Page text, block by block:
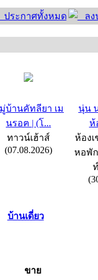
ระกาศทั้งหมด
ลง
บ้านคัทลียา เม
นรอฅ | (โ...
ทาวน์เฮ้าส์
(07.08.2026)
นุ่น
ห้
ห้องเ
หอพั
บ้านเดี่ยว
ขาย